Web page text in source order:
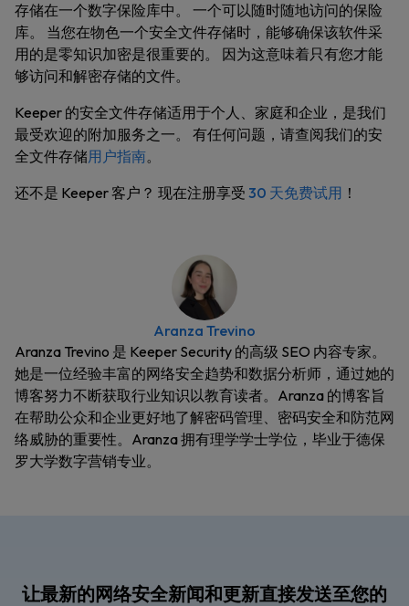
存储在一个数字保险库中。 一个可以随时随地访问的保险
库。 当您在物色一个安全文件存储时，能够确保该软件采
用的是零知识加密是很重要的。 因为这意味着只有您才能
够访问和解密存储的文件。
Keeper 的安全文件存储适用于个人、家庭和企业，是我们
最受欢迎的附加服务之一。 有任何问题，请查阅我们的安
全文件存储用户指南。
还不是 Keeper 客户？ 现在注册享受 30 天免费试用 ！
Aranza Trevino
Aranza Trevino 是 Keeper Security 的高级 SEO 内容专家。
她是一位经验丰富的网络安全趋势和数据分析师，通过她的
博客努力不断获取行业知识以教育读者。Aranza 的博客旨
在帮助公众和企业更好地了解密码管理、密码安全和防范网
络威胁的重要性。Aranza 拥有理学学士学位，毕业于德保
罗大学数字营销专业。
让最新的网络安全新闻和更新直接发送至您的